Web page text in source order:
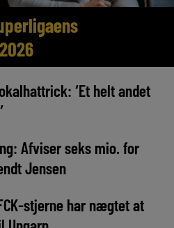
‘Et helt andet
Afviser seks mio. for
Jensen
stjerne har nægtet at